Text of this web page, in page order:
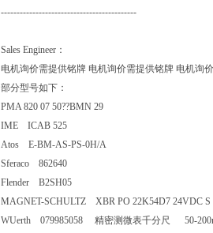
-------------------------------------------
Sales Engineer：
电机询价需提供铭牌 电机询价需提供铭牌 电机询
部分型号如下：
PMA 820 07 50??BMN 29
IME ICAB 525
Atos E-BM-AS-PS-0H/A
Sferaco 862640
Flender B2SH05
MAGNET-SCHULTZ XBR PO 22K54D7 24VDC
WUerth 079985058 精密测微表千分尺 50-